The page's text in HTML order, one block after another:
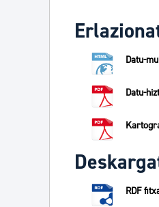
Datu-
Datu-
RDF